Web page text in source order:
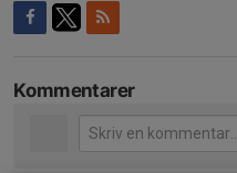
Kommentarer